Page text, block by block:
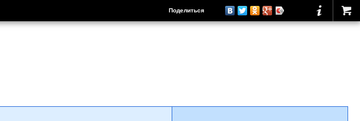
Поделиться